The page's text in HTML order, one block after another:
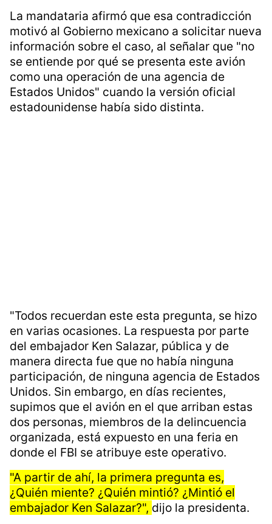
La mandataria afirmó que esa contradicción
motivó al Gobierno mexicano a solicitar nueva
información sobre el caso, al señalar que "no
se entiende por qué se presenta este avión
como una operación de una agencia de
Estados Unidos" cuando la versión oficial
estadounidense había sido distinta.
"Todos recuerdan este esta pregunta, se hizo
en varias ocasiones. La respuesta por parte
del embajador Ken Salazar, pública y de
manera directa fue que no había ninguna
participación, de ninguna agencia de Estados
Unidos. Sin embargo, en días recientes,
supimos que el avión en el que arriban estas
dos personas, miembros de la delincuencia
organizada, está expuesto en una feria en
donde el FBI se atribuye este operativo.
"A partir de ahí, la primera pregunta es,
¿Quién miente? ¿Quién mintió? ¿Mintió el
embajador Ken Salazar?", dijo la presidenta.